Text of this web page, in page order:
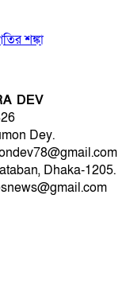
শঙ্কা
DEV
Dey.
Dhaka-1205.